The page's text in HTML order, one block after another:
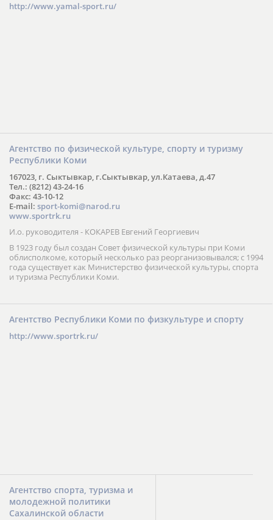
http://www.yamal-sport.ru/
Агентство по физической культуре, спорту и туризму
Республики Коми
167023, г. Сыктывкар, г.Сыктывкар, ул.Катаева, д.47
Тел.: (8212) 43-24-16
Факс: 43-10-12
E-mail: sport-komi@narod.ru
www.sportrk.ru
И.о. руководителя - КОКАРЕВ Евгений Георгиевич
В 1923 году был создан Совет физической культуры при Коми
облисполкоме, который несколько раз реорганизовывался; с 1994
года существует как Министерство физической культуры, спорта
и туризма Республики Коми.
Агентство Республики Коми по физкультуре и спорту
http://www.sportrk.ru/
Агентство спорта, туризма и
молодежной политики
Сахалинской области